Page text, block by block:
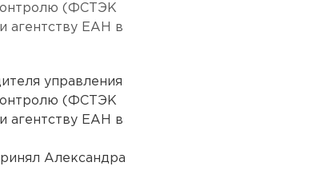
(ФСТЭК
агентству ЕАН в
управления
(ФСТЭК
агентству ЕАН в
Александра